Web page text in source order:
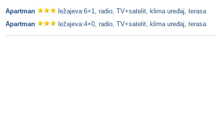
Apartman
ležajeva:6+1, radio, TV+satelit, klima uređaj, terasa
Apartman
ležajeva:4+0, radio, TV+satelit, klima uređaj, terasa